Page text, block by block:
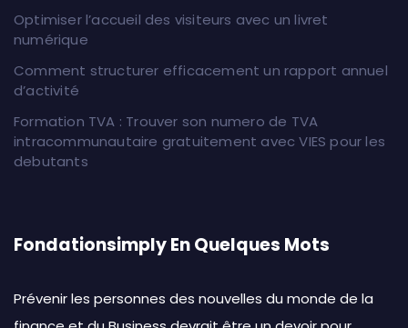
Optimiser l’accueil des visiteurs avec un livret
numérique
Comment structurer efficacement un rapport annuel
d’activité
Formation TVA : Trouver son numero de TVA
intracommunautaire gratuitement avec VIES pour les
debutants
Fondationsimply En Quelques Mots
Prévenir les personnes des nouvelles du monde de la